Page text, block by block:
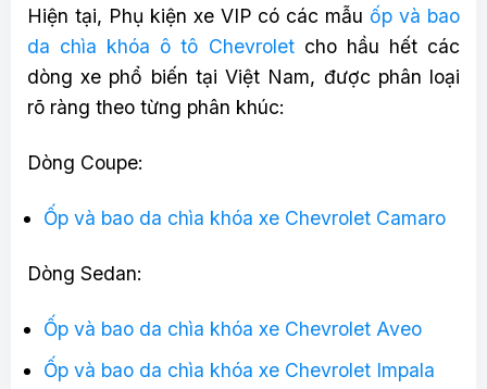
Hiện tại, Phụ kiện xe VIP có các mẫu ốp và bao
da chìa khóa ô tô Chevroletcho hầu hết các
dòng xe phổ biến tại Việt Nam, được phân loại
rõ ràng theo từng phân khúc:
Dòng Coupe:
Ốp và bao da chìa khóa xe Chevrolet Camaro
Dòng Sedan:
Ốp và bao da chìa khóa xe Chevrolet Aveo
Ốp và bao da chìa khóa xe Chevrolet Impala